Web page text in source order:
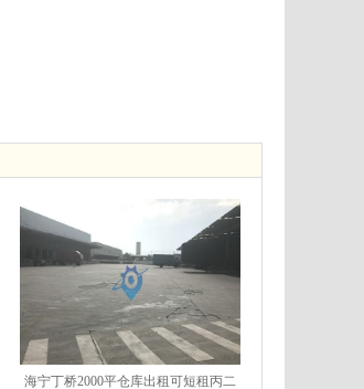
海宁丁桥2000平仓库出租可短租丙二